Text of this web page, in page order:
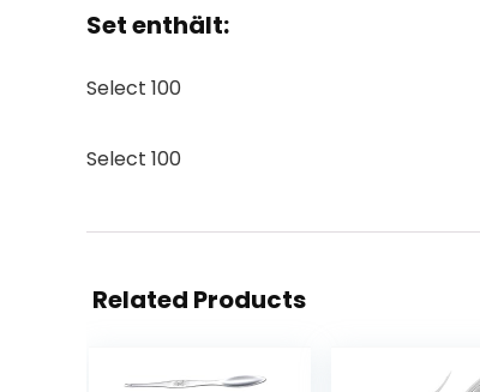
Set enthält:
Select 100
Select 100
Related Products